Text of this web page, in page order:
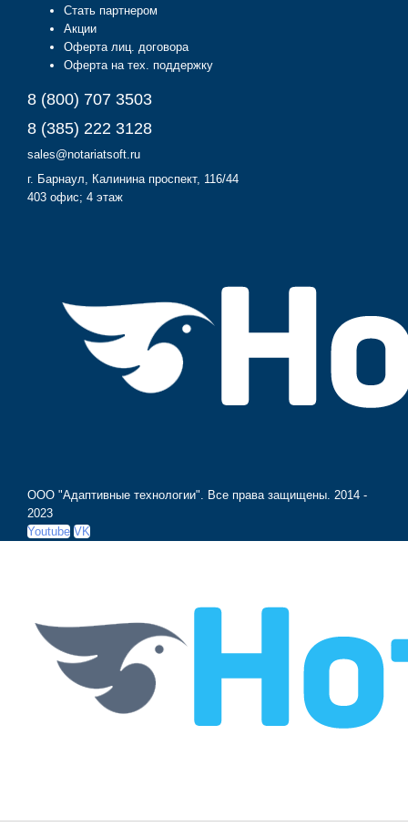
Стать партнером
Акции
Оферта лиц. договора
Оферта на тех. поддержку
8 (800) 707 3503
8 (385) 222 3128
sales@notariatsoft.ru
г. Барнаул , Калинина проспект, 116/44
403 офис; 4 этаж
ООО "Адаптивные технологии". Все права защищены. 2014 -
2023
Youtube VK